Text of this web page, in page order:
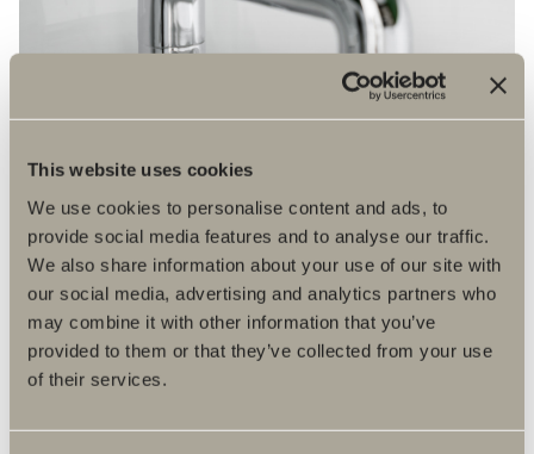
This website uses cookies
We use cookies to personalise content and ads, to
provide social media features and to analyse our traffic.
We also share information about your use of our site with
our social media, advertising and analytics partners who
may combine it with other information that you’ve
provided to them or that they’ve collected from your use
of their services.